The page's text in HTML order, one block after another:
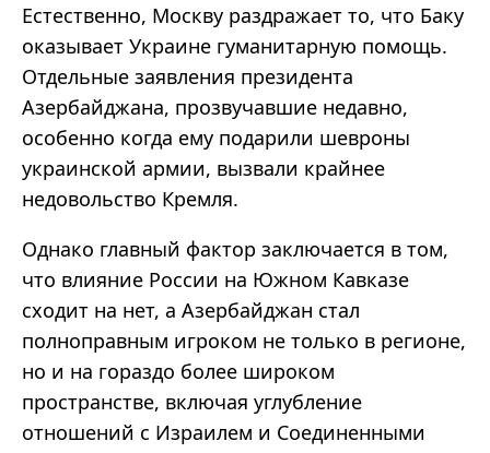
Естественно, Москву раздражает то, что Баку
оказывает Украине гуманитарную помощь.
Отдельные заявления президента
Азербайджана, прозвучавшие недавно,
особенно когда ему подарили шевроны
украинской армии, вызвали крайнее
недовольство Кремля.
Однако главный фактор заключается в том,
что влияние России на Южном Кавказе
сходит на нет, а Азербайджан стал
полноправным игроком не только в регионе,
но и на гораздо более широком
пространстве, включая углубление
отношений с Израилем и Соединенными